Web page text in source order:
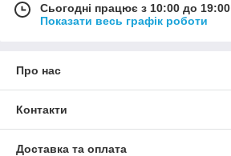
Сьогодні працює з 10:00 до 19:00
Показати весь графік роботи
Про нас
Контакти
Доставка та оплата